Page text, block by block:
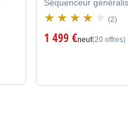
Séquenceur
(2)
1 499 €neuf(20 offres)